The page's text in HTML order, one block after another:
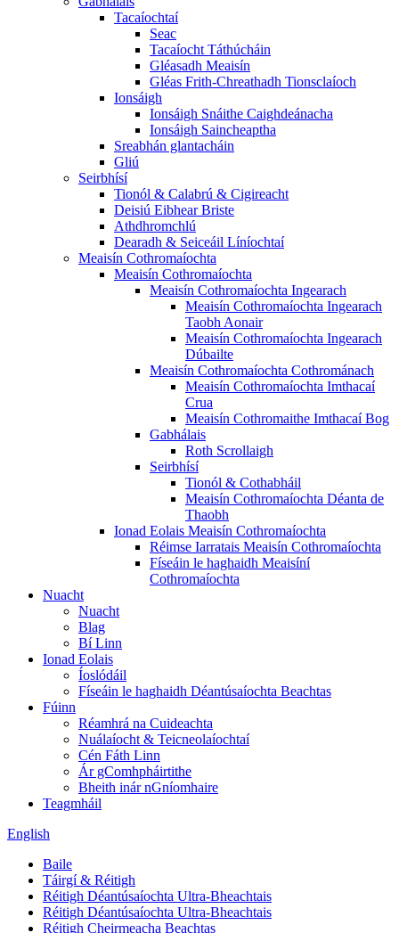
Tacaíochtaí
Seac
Tacaíocht Táthúcháin
Gléasadh Meaisín
Gléas Frith-Chreathadh Tionsclaíoch
Ionsáigh
Ionsáigh Snáithe Caighdeánacha
Ionsáigh Saincheaptha
Sreabhán glantacháin
Gliú
Seirbhísí
Tionól & Calabrú & Cigireacht
Deisiú Eibhear Briste
Athdhromchlú
Dearadh & Seiceáil Líníochtaí
Meaisín Cothromaíochta
Meaisín Cothromaíochta
Meaisín Cothromaíochta Ingearach
Meaisín Cothromaíochta Ingearach
Taobh Aonair
Meaisín Cothromaíochta Ingearach
Dúbailte
Meaisín Cothromaíochta Cothrománach
Meaisín Cothromaíochta Imthacaí
Crua
Meaisín Cothromaithe Imthacaí Bog
Gabhálais
Roth Scrollaigh
Seirbhísí
Tionól & Cothabháil
Meaisín Cothromaíochta Déanta de
Thaobh
Ionad Eolais Meaisín Cothromaíochta
Réimse Iarratais Meaisín Cothromaíochta
Físeáin le haghaidh Meaisíní
Cothromaíochta
Nuacht
Nuacht
Blag
Bí Linn
Ionad Eolais
Íoslódáil
Físeáin le haghaidh Déantúsaíochta Beachtas
Fúinn
Réamhrá na Cuideachta
Nuálaíocht & Teicneolaíochtaí
Cén Fáth Linn
Ár gComhpháirtithe
Bheith inár nGníomhaire
Teagmháil
English
Baile
Táirgí & Réitigh
Réitigh Déantúsaíochta Ultra-Bheachtais
Réitigh Déantúsaíochta Ultra-Bheachtais
Réitigh Cheirmeacha Beachtas